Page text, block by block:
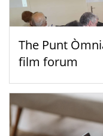
The Punt
film forum